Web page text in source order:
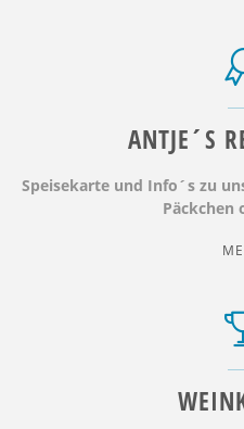
ANTJE´S
Speisekarte und Info´s zu
Päckchen